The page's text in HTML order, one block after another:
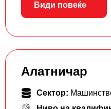
Види повеќе
Алатничар
Сектор: